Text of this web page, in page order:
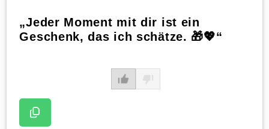
„Jeder Moment mit dir ist ein
Geschenk, das ich schätze. 🎁💖“